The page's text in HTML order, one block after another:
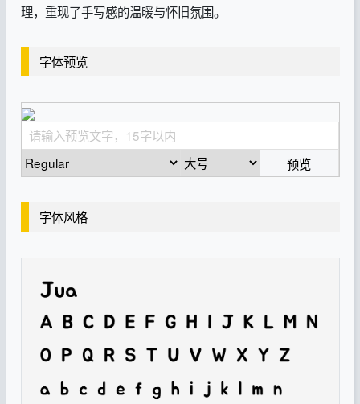
理，重现了手写感的温暖与怀旧氛围。
字体预览
预览
字体风格